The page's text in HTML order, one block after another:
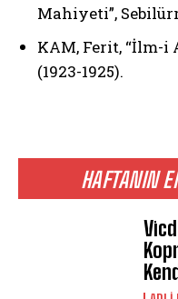
HAFTANIN
Mahiyeti”,
KAM, Ferit, “İlm-i
(1923-1925).